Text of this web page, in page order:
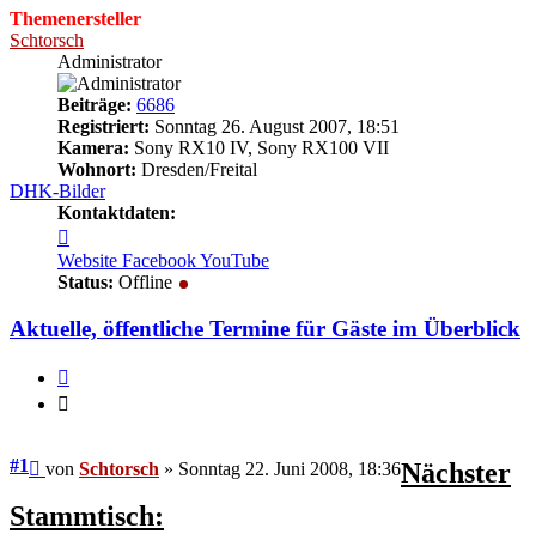
Themenersteller
Schtorsch
Administrator
Beiträge: 6686
Registriert: Sonntag 26. August 2007, 18:51
Kamera: Sony RX10 IV, Sony RX100 VII
Wohnort: Dresden/Freital
DHK-Bilder
Kontaktdaten:
von
Schtorsch
Website FacebookYouTube
Status: Offline
Aktuelle, öffentliche Termine für Gäste im Überblick
#1 Beitrag
von Schtorsch » Sonntag 22. Juni 2008, 18:36Nächster
Stammtisch: